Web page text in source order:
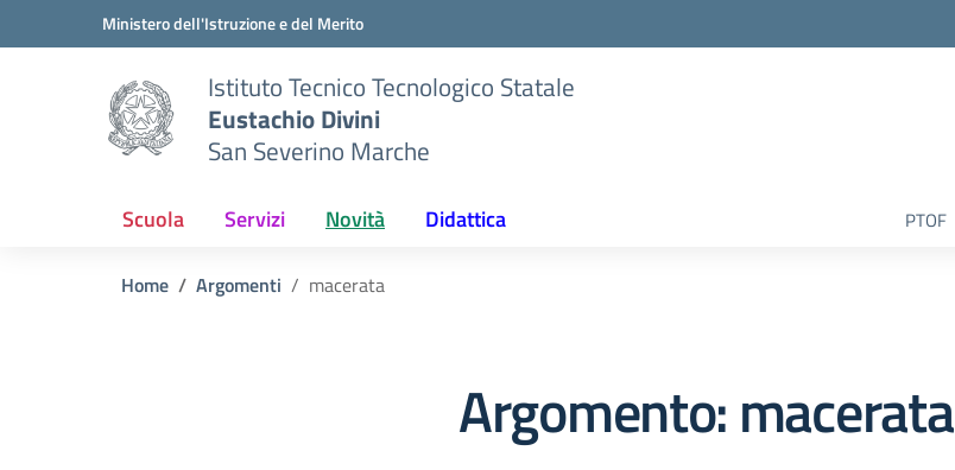
Vai ai contenuti
Vai al menu di navigazioneMinistero dell'Istruzione e del Merito
Istituto Tecnico Tecnologico Statale
Eustachio Divini
San Severino Marche
Scuola Servizi Novità Didattica PTOF
Home Argomenti macerata
Argomento: macerata